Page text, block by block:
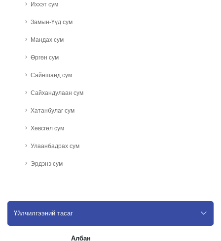
Иххэт сум
Замын-Үүд сум
Мандах сум
Өргөн сум
Сайншанд сум
Сайхандулаан сум
Хатанбулаг сум
Хөвсгөл сум
Улаанбадрах сум
Эрдэнэ сум
Үйлчилгээний тасаг
Албан